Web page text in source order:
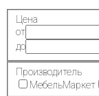
Цена
от
до
Производитель
МебельМаркет